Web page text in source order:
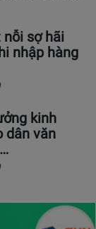
nỗi sợ hãi
nhập hàng
kinh
dân văn